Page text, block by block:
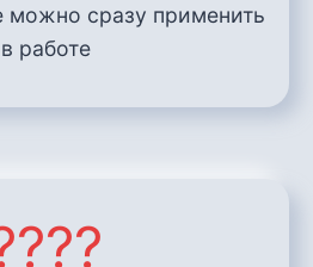
можно сразу применить
в работе